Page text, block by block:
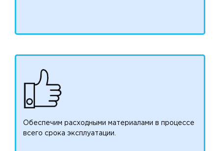
Обеспечим расходными материалами в процессе
всего срока эксплуатации.